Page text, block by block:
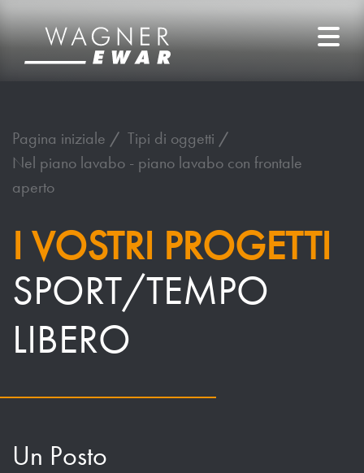
Pagina iniziale
Tipi di oggetti
Nel piano lavabo - piano lavabo con frontale
aperto
I VOSTRI PROGETTI
SPORT/TEMPO
LIBERO
Un Posto